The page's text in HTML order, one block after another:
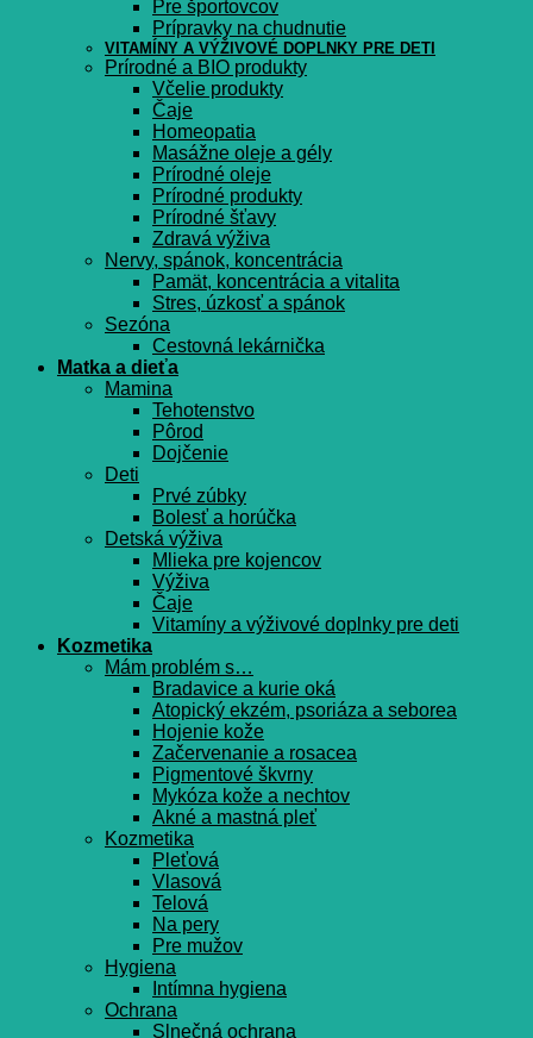
Pre športovcov
Prípravky na chudnutie
VITAMÍNY A VÝŽIVOVÉ DOPLNKY PRE DETI
Prírodné a BIO produkty
Včelie produkty
Čaje
Homeopatia
Masážne oleje a gély
Prírodné oleje
Prírodné produkty
Prírodné šťavy
Zdravá výživa
Nervy, spánok, koncentrácia
Pamät, koncentrácia a vitalita
Stres, úzkosť a spánok
Sezóna
Cestovná lekárnička
Matka a dieťa
Mamina
Tehotenstvo
Pôrod
Dojčenie
Deti
Prvé zúbky
Bolesť a horúčka
Detská výživa
Mlieka pre kojencov
Výživa
Čaje
Vitamíny a výživové doplnky pre deti
Kozmetika
Mám problém s…
Bradavice a kurie oká
Atopický ekzém, psoriáza a seborea
Hojenie kože
Začervenanie a rosacea
Pigmentové škvrny
Mykóza kože a nechtov
Akné a mastná pleť
Kozmetika
Pleťová
Vlasová
Telová
Na pery
Pre mužov
Hygiena
Intímna hygiena
Ochrana
Slnečná ochrana